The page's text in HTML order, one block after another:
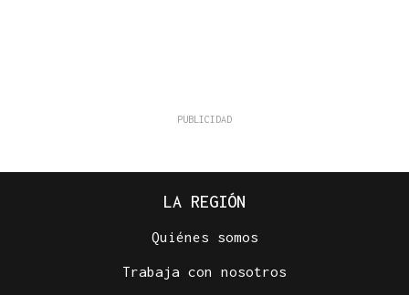
LA REGIÓN
Quiénes somos
Trabaja con nosotros